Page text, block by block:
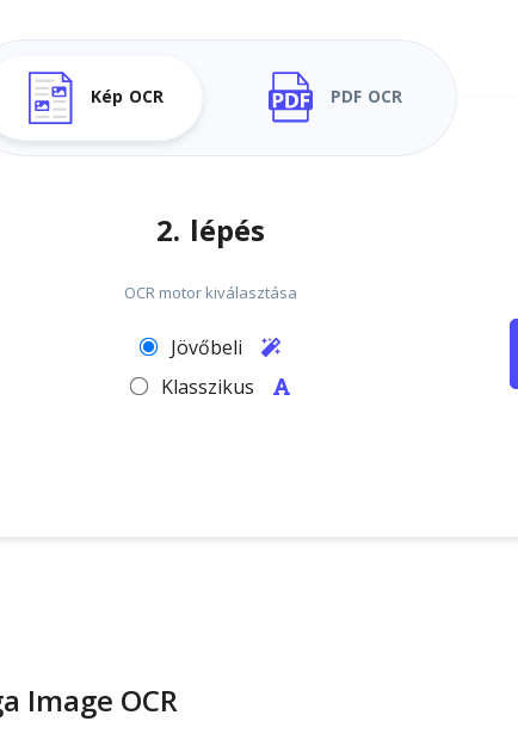
Kép OCR PDF OCR
2. lépés
OCR motor kiválasztása
Jövőbeli
Klasszikus
Image OCR